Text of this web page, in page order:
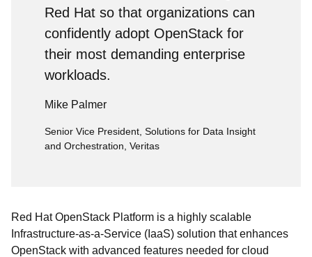
Red Hat so that organizations can
confidently adopt OpenStack for
their most demanding enterprise
workloads.
Mike Palmer
Senior Vice President, Solutions for Data Insight
and Orchestration, Veritas
Red Hat OpenStack Platform is a highly scalable
Infrastructure-as-a-Service (IaaS) solution that enhances
OpenStack with advanced features needed for cloud